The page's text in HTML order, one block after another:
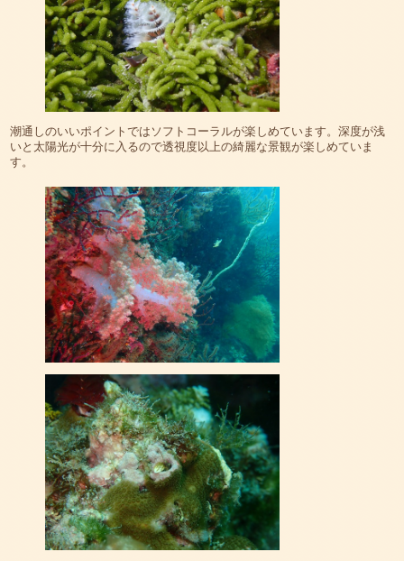
潮通しのいいポイントではソフトコーラルが楽しめています。深度が浅
いと太陽光が十分に入るので透視度以上の綺麗な景観が楽しめていま
す。